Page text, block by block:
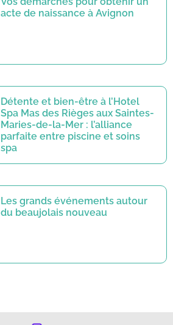
acte de naissance à Avignon
Détente et bien-être à l’Hotel
Spa Mas des Rièges aux Saintes-
Maries-de-la-Mer : l’alliance
parfaite entre piscine et soins
spa
Les grands événements autour
du beaujolais nouveau